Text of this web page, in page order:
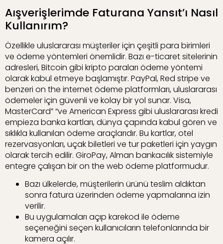
Aışverişlerimde Faturana Yansıt’ı Nasıl
Kullanırım?
Özellikle uluslararası müşteriler için çeşitli para birimleri
ve ödeme yöntemleri önemlidir. Bazı e-ticaret sitelerinin
adresleri, Bitcoin gibi kripto paraları ödeme yöntemi
olarak kabul etmeye başlamıştır. PayPal, Red stripe ve
benzeri on the internet ödeme platformları, uluslararası
ödemeler için güvenli ve kolay bir yol sunar. Visa,
MasterCard” “ve American Express gibi uluslararası kredi
empieza banka kartları, dünya çapında kabul gören ve
sıklıkla kullanılan ödeme araçlarıdır. Bu kartlar, otel
rezervasyonları, uçak biletleri ve tur paketleri için yaygın
olarak tercih edilir. GiroPay, Alman bankacılık sistemiyle
entegre çalışan bir on the web ödeme platformudur.
Bazı ülkelerde, müşterilerin ürünü teslim aldıktan
sonra fatura üzerinden ödeme yapmalarına izin
verilir.
Bu uygulamaları açıp karekod ile ödeme
seçeneğini seçen kullanıcıların telefonlarında bir
kamera açılır.